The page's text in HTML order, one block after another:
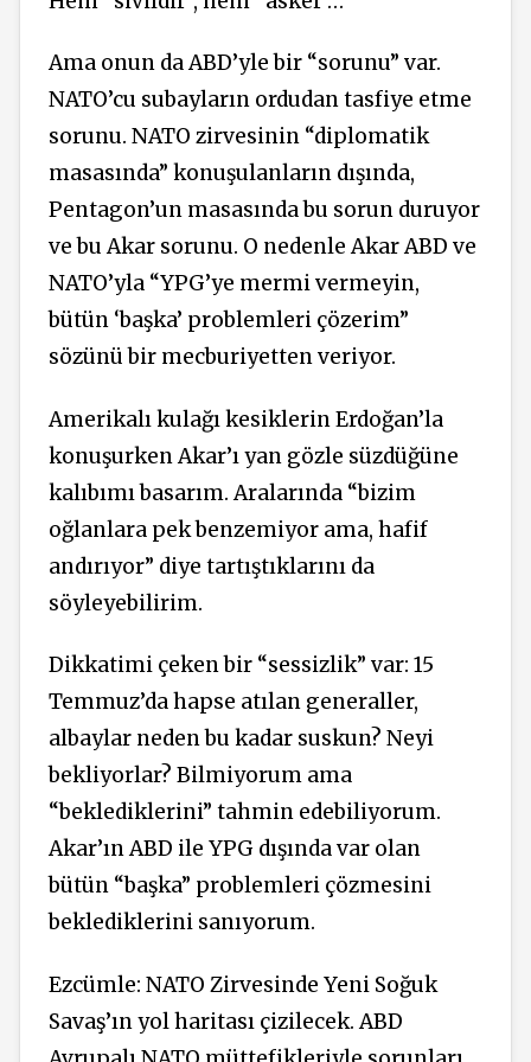
Ama onun da ABD’yle bir “sorunu” var.
NATO’cu subayların ordudan tasfiye etme
sorunu. NATO zirvesinin “diplomatik
masasında” konuşulanların dışında,
Pentagon’un masasında bu sorun duruyor
ve bu Akar sorunu. O nedenle Akar ABD ve
NATO’yla “YPG’ye mermi vermeyin,
bütün ‘başka’ problemleri çözerim”
sözünü bir mecburiyetten veriyor.
Amerikalı kulağı kesiklerin Erdoğan’la
konuşurken Akar’ı yan gözle süzdüğüne
kalıbımı basarım. Aralarında “bizim
oğlanlara pek benzemiyor ama, hafif
andırıyor” diye tartıştıklarını da
söyleyebilirim.
Dikkatimi çeken bir “sessizlik” var: 15
Temmuz’da hapse atılan generaller,
albaylar neden bu kadar suskun? Neyi
bekliyorlar? Bilmiyorum ama
“beklediklerini” tahmin edebiliyorum.
Akar’ın ABD ile YPG dışında var olan
bütün “başka” problemleri çözmesini
beklediklerini sanıyorum.
Ezcümle: NATO Zirvesinde Yeni Soğuk
Savaş’ın yol haritası çizilecek. ABD